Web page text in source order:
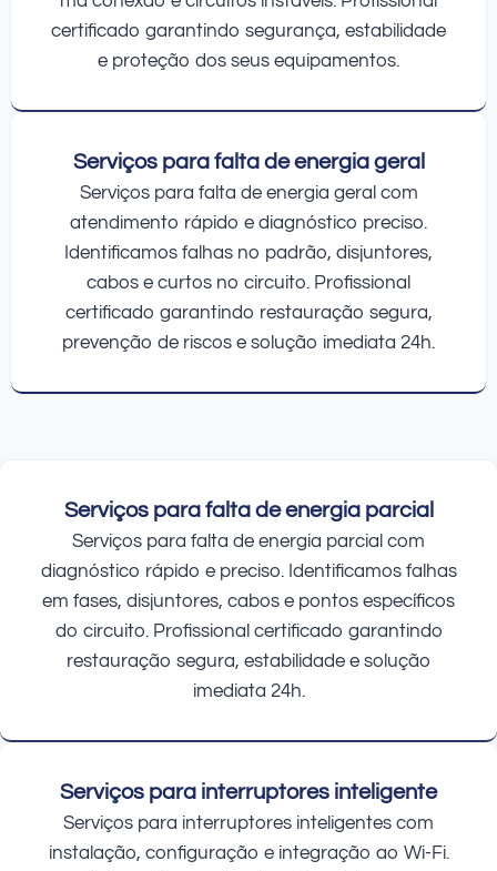
certificado garantindo segurança, estabilidade
e proteção dos seus equipamentos.
Serviços para falta de energia geral
Serviços para falta de energia geral com
atendimento rápido e diagnóstico preciso.
Identificamos falhas no padrão, disjuntores,
cabos e curtos no circuito. Profissional
certificado garantindo restauração segura,
prevenção de riscos e solução imediata 24h.
Serviços para falta de energia parcial
Serviços para falta de energia parcial com
diagnóstico rápido e preciso. Identificamos falhas
em fases, disjuntores, cabos e pontos específicos
do circuito. Profissional certificado garantindo
restauração segura, estabilidade e solução
imediata 24h.
Serviços para interruptores inteligente
Serviços para interruptores inteligentes com
instalação, configuração e integração ao Wi-Fi.